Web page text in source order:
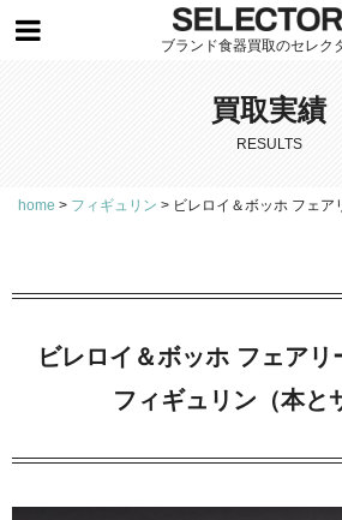
ブランド食器買取のセレク
買取実績
RESULTS
home > フィギュリン > ビレロイ＆ボッホ フェア
ビレロイ＆ボッホ フェアリ
フィギュリン（本と